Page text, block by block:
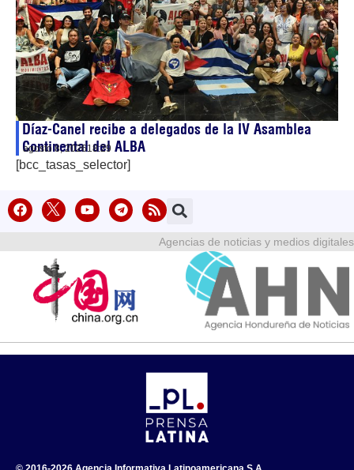
Díaz-Canel recibe a delegados de la IV Asamblea
Continental del ALBA
agosto 8, 202618:29
[bcc_tasas_selector]
Agencias de noticias y medios digitales